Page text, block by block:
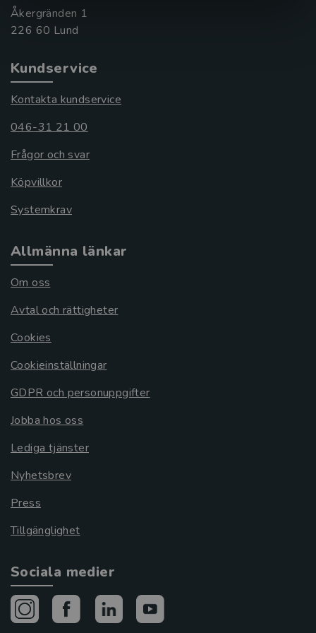
Åkergränden 1
Kundservice
Kontakta kundservice
046-31 21 00
Frågor och svar
Köpvillkor
Systemkrav
Allmänna länkar
Om oss
Avtal och rättigheter
Cookies
Cookieinställningar
GDPR och personuppgifter
Jobba hos oss
Lediga tjänster
Nyhetsbrev
Press
Tillgänglighet
Sociala medier